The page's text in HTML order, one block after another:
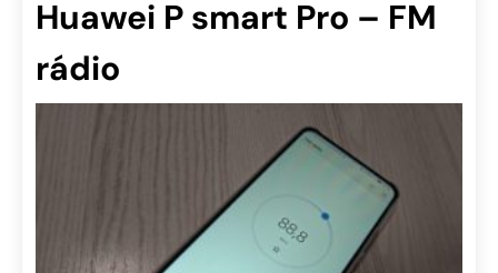
Huawei P smart Pro – FM
rádio